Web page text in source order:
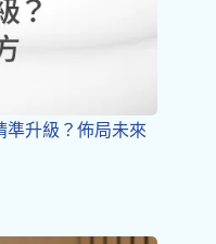
準升級？佈局未來